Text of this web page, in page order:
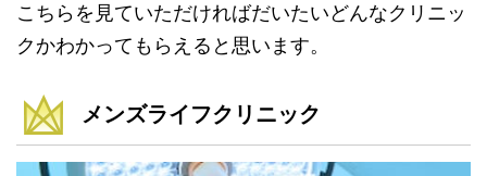
こちらを見ていただければだいたいどんなクリニッ
クかわかってもらえると思います。
メンズライフクリニック